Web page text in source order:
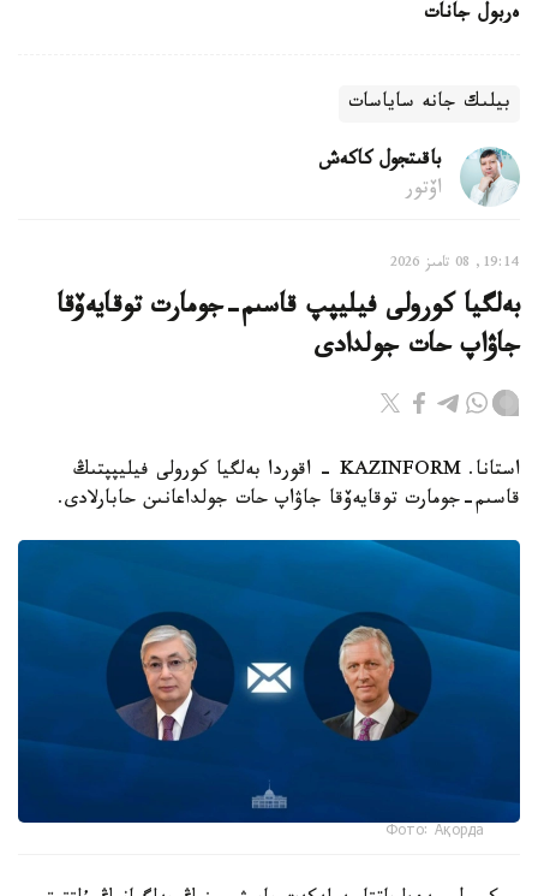
ەربول جانات
بيلىك جانە ساياسات
باقىتجول كاكەش
اۆتور
19:14, 08 تامىز 2026
بەلگيا كورولى فيليپپ قاسىم-جومارت توقايەۆقا
جاۋاپ حات جولدادى
استانا. KAZINFORM - اقوردا بەلگيا كورولى فيليپپتىڭ
قاسىم-جومارت توقايەۆقا جاۋاپ حات جولداعانىن حابارلادى.
Фото: Ақорда